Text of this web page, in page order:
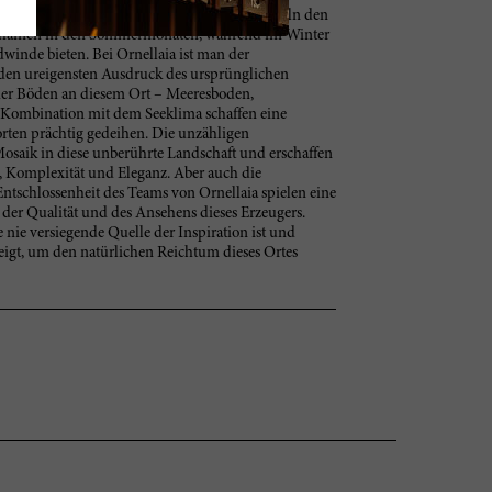
Die kühlen Meeresbrisen schmeicheln den
in den Sommermonaten, während im Winter
bieten. Bei Ornellaia ist man der
ureigensten Ausdruck des ursprünglichen
Böden an diesem Ort – Meeresboden,
mit dem Seeklima schaffen eine
prächtig gedeihen. Die unzähligen
in diese unberührte Landschaft und erschaffen
und Eleganz. Aber auch die
des Teams von Ornellaia spielen eine
Qualität und des Ansehens dieses Erzeugers.
nie versiegende Quelle der Inspiration ist und
um den natürlichen Reichtum dieses Ortes